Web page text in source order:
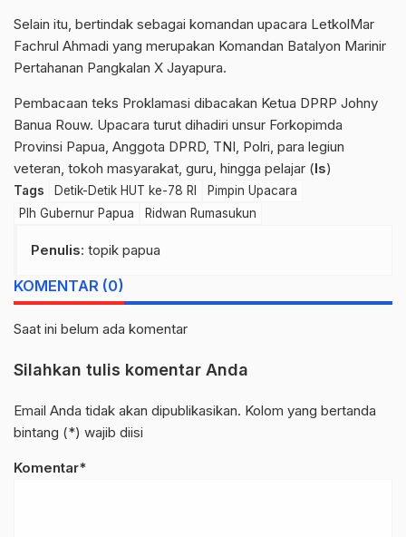
Selain itu, bertindak sebagai komandan upacara LetkolMar
Fachrul Ahmadi yang merupakan Komandan Batalyon Marinir
Pertahanan Pangkalan X Jayapura.
Pembacaan teks Proklamasi dibacakan Ketua DPRP Johny
Banua Rouw. Upacara turut dihadiri unsur Forkopimda
Provinsi Papua, Anggota DPRD, TNI, Polri, para legiun
veteran, tokoh masyarakat, guru, hingga pelajar (Is)
Tags Detik-Detik HUT ke-78 RI
Pimpin Upacara
Plh Gubernur Papua
Ridwan Rumasukun
Penulis: topik papua
KOMENTAR (0)
Saat ini belum ada komentar
Silahkan tulis komentar Anda
Email Anda tidak akan dipublikasikan. Kolom yang bertanda
bintang (*) wajib diisi
Komentar*